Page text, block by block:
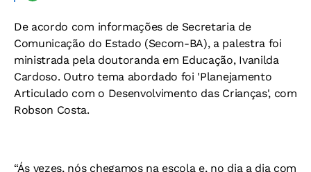
De acordo com informações de Secretaria de
Comunicação do Estado (Secom-BA), a palestra foi
ministrada pela doutoranda em Educação, Ivanilda
Cardoso. Outro tema abordado foi 'Planejamento
Articulado com o Desenvolvimento das Crianças', com
Robson Costa.
“Ás vezes, nós chegamos na escola e, no dia a dia com